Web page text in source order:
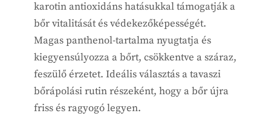
karotin antioxidáns hatásukkal támogatják a
bőr vitalitását és védekezőképességét.
Magas panthenol-tartalma nyugtatja és
kiegyensúlyozza a bőrt, csökkentve a száraz,
feszülő érzetet. Ideális választás a tavaszi
bőrápolási rutin részeként, hogy a bőr újra
friss és ragyogó legyen.